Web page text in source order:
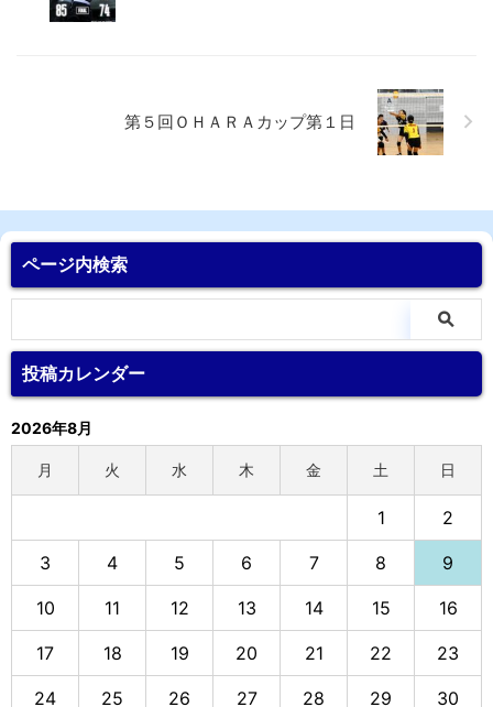
第５回ＯＨＡＲＡカップ第１日
ページ内検索
投稿カレンダー
2026年8月
月 火 水 木 金 土 日
1 2
3 4 5 6 7 8 9
10 11 12 13 14 15 16
17 18 19 20 21 22 23
24 25 26 27 28 29 30